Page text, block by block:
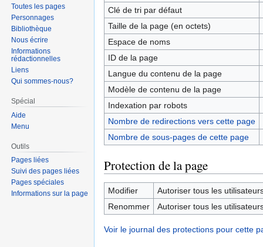
navigation
recherche
Clé de tri par défaut
Taille de la page (en octets)
Espace de noms
ID de la page
Langue du contenu de la page
Modèle de contenu de la page
Indexation par robots
Nombre de redirections vers cette page
Nombre de sous-pages de cette page
Protection de la page
Modifier
Autoriser tous les
Renommer
Autoriser tous les
Voir le journal des protections pour cette
Toutes les pages
Personnages
Bibliothèque
Nous écrire
Informations
rédactionnelles
Liens
Qui sommes-nous?
Spécial
Aide
Menu
Outils
Pages liées
Suivi des pages liées
Pages spéciales
Informations sur la page